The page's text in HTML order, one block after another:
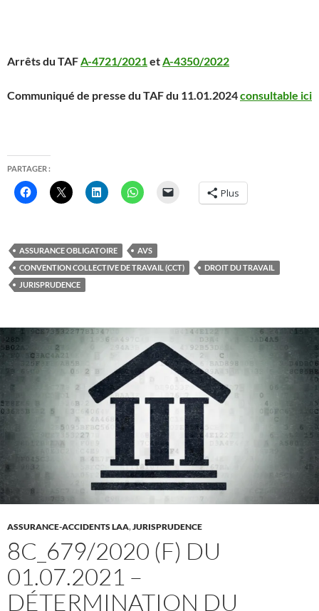
Arrêts du TAF A-4721/2021 et A-4350/2022
Communiqué de presse du TAF du 11.01.2024consultable ici
PARTAGER :
Plus
ASSURANCE OBLIGATOIRE
AVS
CONVENTION COLLECTIVE DE TRAVAIL (CCT)
DROIT DU TRAVAIL
JURISPRUDENCE
ASSURANCE-ACCIDENTS LAA,JURISPRUDENCE
8C_679/2020 (F) DU
01.07.2021 –
DÉTERMINATION DU